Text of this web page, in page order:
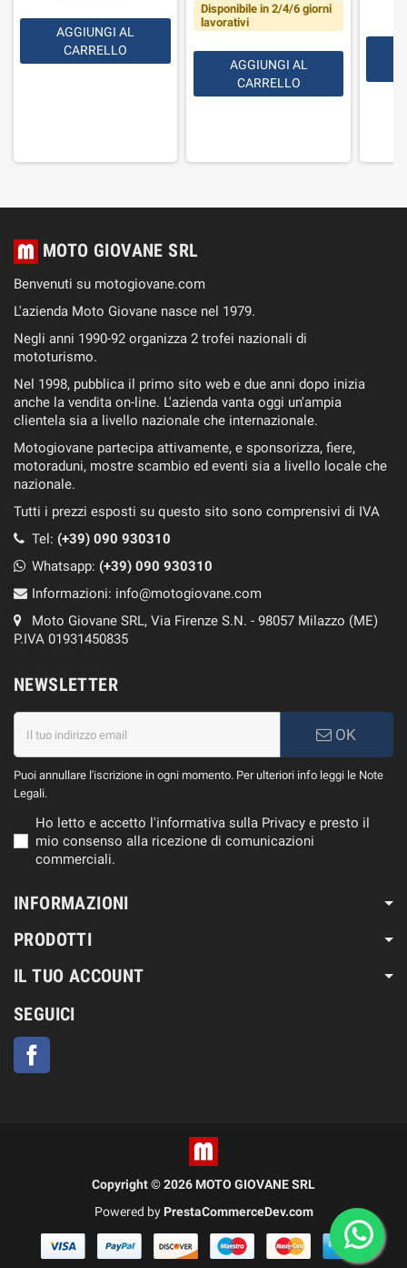
AGGIUNGI AL
CARRELLO
Disponibile in 2/4/6 giorni
lavorativi
AGGIUNGI AL
CARRELLO
MOTO GIOVANE SRL
Benvenuti su motogiovane.com
L'azienda Moto Giovane nasce nel 1979.
Negli anni 1990-92 organizza 2 trofei nazionali di
mototurismo.
Nel 1998, pubblica il primo sito web e due anni dopo inizia
anche la vendita on-line. L'azienda vanta oggi un'ampia
clientela sia a livello nazionale che internazionale.
Motogiovane partecipa attivamente, e sponsorizza, fiere,
motoraduni, mostre scambio ed eventi sia a livello locale che
nazionale.
Tutti i prezzi esposti su questo sito sono comprensivi di IVA
Tel: (+39) 090 930310
Whatsapp: (+39) 090 930310
Informazioni: info@motogiovane.com
Moto Giovane SRL, Via Firenze S.N. - 98057 Milazzo (ME)
P.IVA 01931450835
NEWSLETTER
OK
Puoi annullare l'iscrizione in ogni momento. Per ulteriori info leggi le Note
Legali.
Ho letto e accetto l'informativa sulla Privacy e presto il
mio consenso alla ricezione di comunicazioni
commerciali.
INFORMAZIONI
PRODOTTI
IL TUO ACCOUNT
SEGUICI
Copyright © 2026 MOTO GIOVANE SRL
Powered by PrestaCommerceDev.com